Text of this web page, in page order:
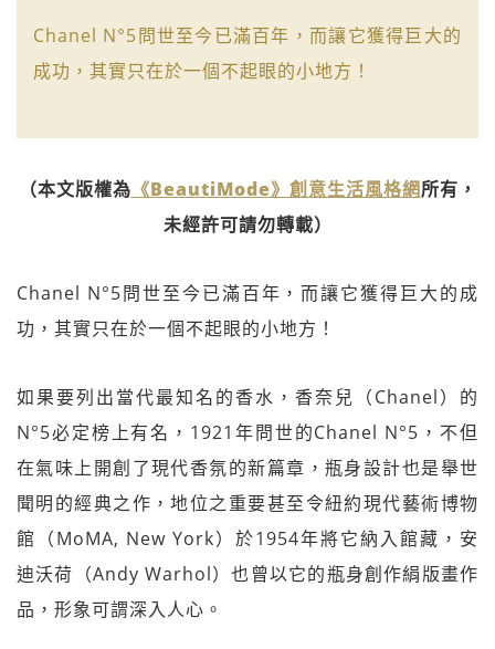
Chanel N°5問世至今已滿百年，而讓它獲得巨大的
成功，其實只在於一個不起眼的小地方！
（本文版權為 《BeautiMode》創意生活風格網所有，
未經許可請勿轉載）
Chanel N°5問世至今已滿百年，而讓它獲得巨大的成
功，其實只在於一個不起眼的小地方！
如果要列出當代最知名的香水，香奈兒（Chanel）的
N°5必定榜上有名，1921年問世的Chanel N°5，不但
在氣味上開創了現代香氛的新篇章，瓶身設計也是舉世
聞明的經典之作，地位之重要甚至令紐約現代藝術博物
館（MoMA, New York）於1954年將它納入館藏，安
迪沃荷（Andy Warhol）也曾以它的瓶身創作絹版畫作
品，形象可謂深入人心。